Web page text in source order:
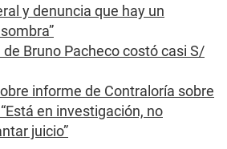
y denuncia que hay un
Bruno Pacheco costó casi S/
informe de Contraloría sobre
en investigación, no
juicio”